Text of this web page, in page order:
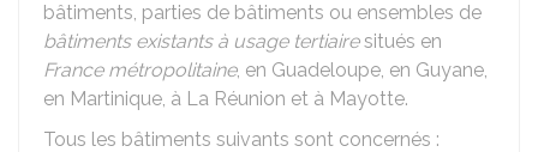
bâtiments, parties de bâtiments ou ensembles de
bâtiments existants à usage tertiairesitués en
France métropolitaine, en Guadeloupe, en Guyane,
en Martinique, à La Réunion et à Mayotte.
Tous les bâtiments suivants sont concernés :